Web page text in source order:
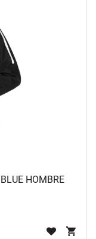
HOMBRE